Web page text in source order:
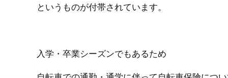
というものが付帯されています。
入学・卒業シーズンでもあるため